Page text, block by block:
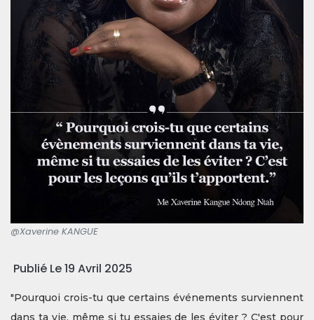
@Xaverine KANGUE
Publié Le 19 Avril 2025
"Pourquoi crois-tu que certains événements surviennent
dans ta vie, même si tu essaies de les éviter ? C'est pour